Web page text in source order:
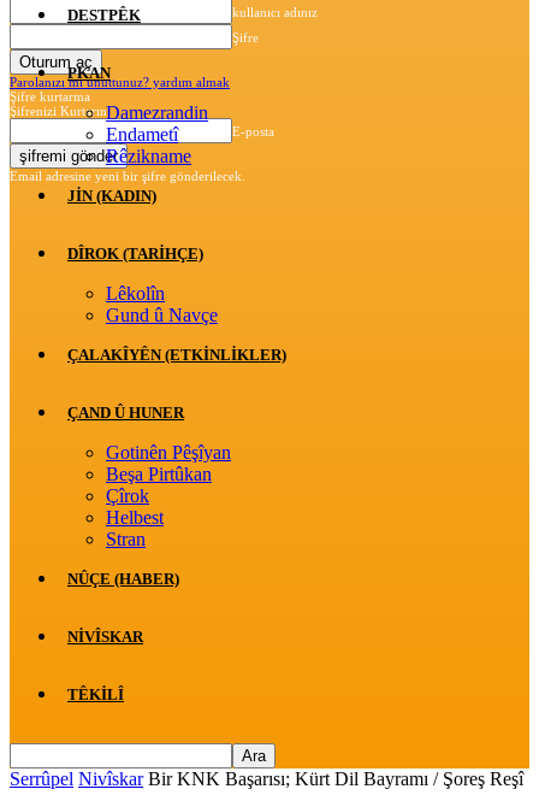
kullanıcı adınız
Şifre
Parolanızı mı unuttunuz? yardım almak
Şifre kurtarma
Şifrenizi Kurtarın
E-posta
Email adresine yeni bir şifre gönderilecek.
DESTPÊK
PKAN
Damezrandin
Endametî
Rêzikname
JİN (KADIN)
DÎROK (TARİHÇE)
Lêkolîn
Gund û Navçe
ÇALAKÎYÊN (ETKINLIKLER)
ÇAND Û HUNER
Gotinên Pêşîyan
Beşa Pirtûkan
Çîrok
Helbest
Stran
NÛÇE (HABER)
NIVÎSKAR
TÊKILÎ
Serrûpel Nivîskar Bir KNK Başarısı; Kürt Dil Bayramı / Şoreş Reşî